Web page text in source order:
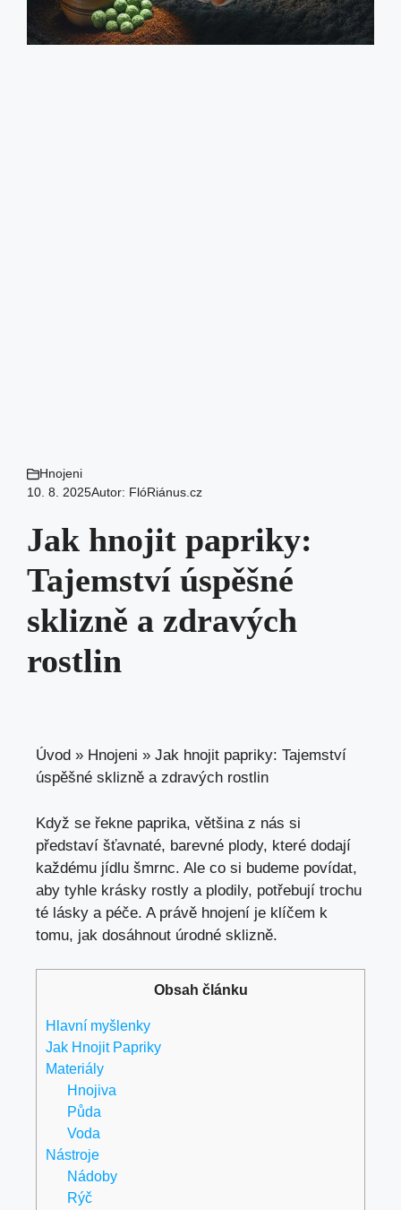
Hnojeni
10. 8. 2025Autor: FlóRiánus.cz
Jak hnojit papriky:
Tajemství úspěšné
sklizně a zdravých
rostlin
Úvod » Hnojeni » Jak hnojit papriky: Tajemství
úspěšné sklizně a zdravých rostlin
Když se řekne paprika, většina z nás si
představí šťavnaté, barevné plody, které dodají
každému jídlu šmrnc. Ale co si budeme povídat,
aby tyhle krásky rostly a plodily, potřebují trochu
té lásky a péče. A právě hnojení je klíčem k
tomu, jak dosáhnout úrodné sklizně.
Obsah článku
Hlavní myšlenky
Jak Hnojit Papriky
Materiály
Hnojiva
Půda
Voda
Nástroje
Nádoby
Rýč